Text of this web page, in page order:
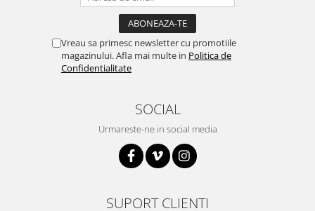
Jocuri de societate
3D Printer & CNC
Vreau sa primesc newsletter cu promotiile
magazinului. Afla mai multe in Politica de
Confidentialitate
SOCIAL
Urmareste-ne in social media
SUPORT CLIENTI